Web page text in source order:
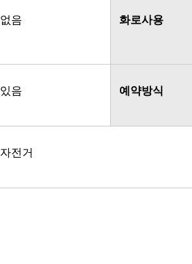
없음 화로사용
있음 예약방식
자전거